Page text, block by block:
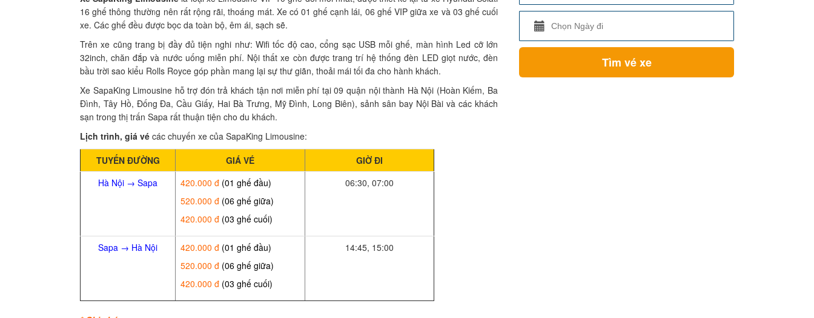
Tìm vé xe
16 ghế thông thường nên rất rộng rãi, thoáng mát. Xe có 01 ghế cạnh lái, 06 ghế VIP giữa xe và 03 ghế cuối
xe. Các ghế đều được bọc da toàn bộ, êm ái, sạch sẽ.
Trên xe cũng trang bị đầy đủ tiện nghi như: Wifi tốc độ cao, cổng sạc USB mỗi ghế, màn hình Led cỡ lớn
32inch, chăn đắp và nước uống miễn phí. Nội thất xe còn được trang trí hệ thống đèn LED giọt nước, đèn
bầu trời sao kiểu Rolls Royce góp phần mang lại sự thư giãn, thoải mái tối đa cho hành khách.
Xe SapaKing Limousine hỗ trợ đón trả khách tận nơi miễn phí tại 09 quận nội thành Hà Nội (Hoàn Kiếm, Ba
Đình, Tây Hồ, Đống Đa, Cầu Giấy, Hai Bà Trưng, Mỹ Đình, Long Biên), sảnh sân bay Nội Bài và các khách
sạn trong thị trấn Sapa rất thuận tiện cho du khách.
Lịch trình, giá vé các chuyến xe của SapaKing Limousine:
TUYẾN ĐƯỜNG
GIÁ VÉ
GIỜ ĐI
Hà Nội → Sapa
420.000 đ (01 ghế đầu)
520.000 đ (06 ghế giữa)
420.000 đ (03 ghế cuối)
06:30, 07:00
Sapa → Hà Nội 420.000 đ (01 ghế đầu)
520.000 đ (06 ghế giữa)
420.000 đ (03 ghế cuối)
14:45, 15:00